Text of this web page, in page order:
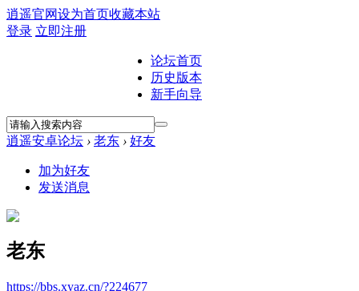
逍遥官网设为首页收藏本站
登录 立即注册
论坛首页
历史版本
新手向导
逍遥安卓论坛 › 老东 › 好友
加为好友
发送消息
老东
https://bbs.xyaz.cn/?224677